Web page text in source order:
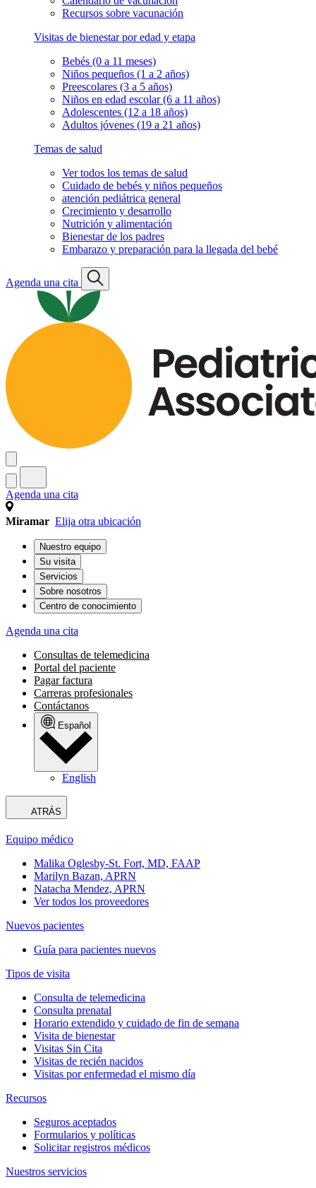
Recursos sobre vacunación
Visitas de bienestar por edad y etapa
Bebés (0 a 11 meses)
Niños pequeños (1 a 2 años)
Preescolares (3 a 5 años)
Niños en edad escolar (6 a 11 años)
Adolescentes (12 a 18 años)
Adultos jóvenes (19 a 21 años)
Temas de salud
Ver todos los temas de salud
Cuidado de bebés y niños pequeños
atención pediátrica general
Crecimiento y desarrollo
Nutrición y alimentación
Bienestar de los padres
Embarazo y preparación para la llegada del bebé
Agenda una cita
Agenda una cita
Miramar Elija otra ubicación
Nuestro equipo
Su visita
Servicios
Sobre nosotros
Centro de conocimiento
Agenda una cita
Consultas de telemedicina
Portal del paciente
Pagar factura
Carreras profesionales
Contáctanos
Español
English
ATRÁS
Equipo médico
Malika Oglesby-St. Fort, MD, FAAP
Marilyn Bazan, APRN
Natacha Mendez, APRN
Ver todos los proveedores
Nuevos pacientes
Guía para pacientes nuevos
Tipos de visita
Consulta de telemedicina
Consulta prenatal
Horario extendido y cuidado de fin de semana
Visita de bienestar
Visitas Sin Cita
Visitas de recién nacidos
Visitas por enfermedad el mismo día
Recursos
Seguros aceptados
Formularios y políticas
Solicitar registros médicos
Nuestros servicios